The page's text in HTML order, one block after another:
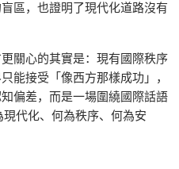
區，也證明了現代化道路沒有
關心的其實是：現有國際秩序
能接受「像西方那樣成功」，
偏差，而是一場圍繞國際話語
代化、何為秩序、何為安